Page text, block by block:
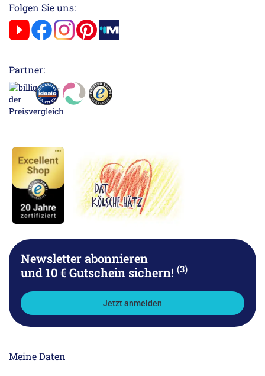
Folgen Sie uns:
Partner:
Newsletter abonnieren
und 10 € Gutschein sichern! (3)
Jetzt anmelden
Meine Daten